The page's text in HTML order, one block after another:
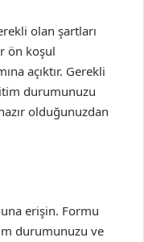
olan şartları
ön koşul
açıktır. Gerekli
durumunuzu
olduğunuzdan
erişin. Formu
durumunuzu ve